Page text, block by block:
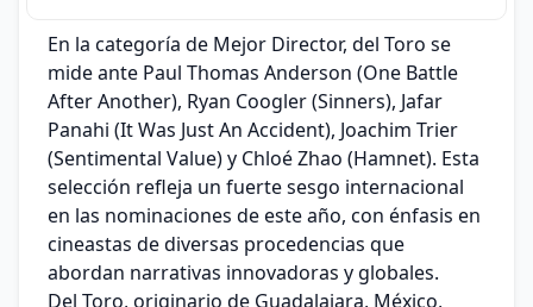
En la categoría de Mejor Director, del Toro se
mide ante Paul Thomas Anderson (One Battle
After Another), Ryan Coogler (Sinners), Jafar
Panahi (It Was Just An Accident), Joachim Trier
(Sentimental Value) y Chloé Zhao (Hamnet). Esta
selección refleja un fuerte sesgo internacional
en las nominaciones de este año, con énfasis en
cineastas de diversas procedencias que
abordan narrativas innovadoras y globales.
Del Toro, originario de Guadalajara, México,